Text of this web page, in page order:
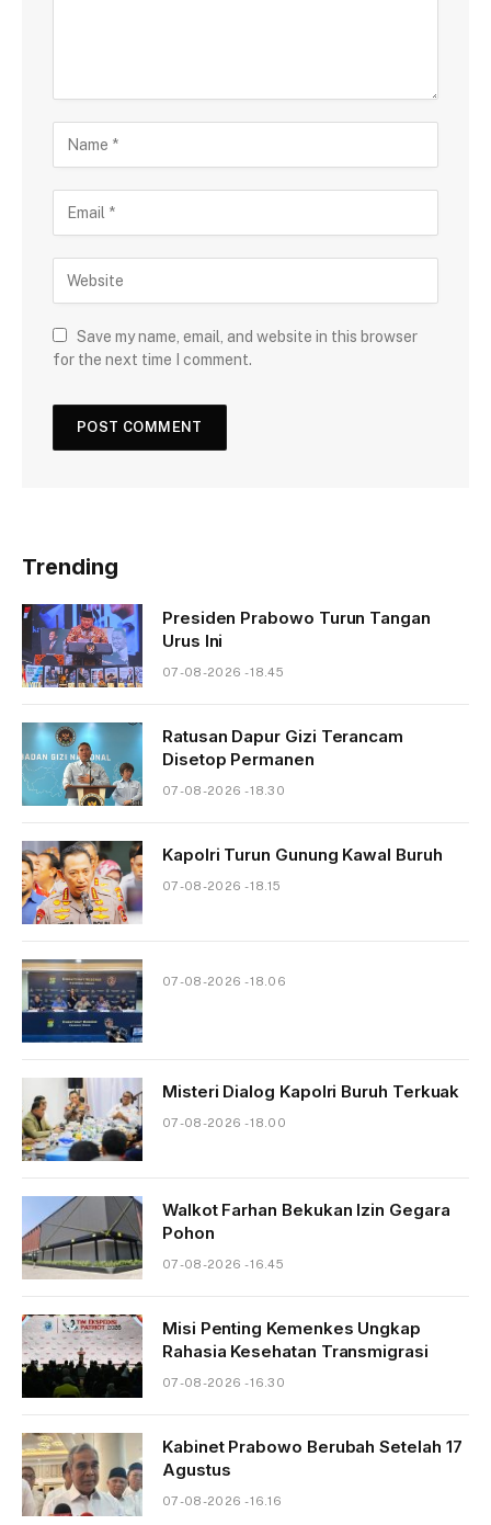
Save my name, email, and website in this browser
for the next time I comment.
Trending
Presiden Prabowo Turun Tangan
Urus Ini
07-08-2026 - 18.45
Ratusan Dapur Gizi Terancam
Disetop Permanen
07-08-2026 - 18.30
Kapolri Turun Gunung Kawal Buruh
07-08-2026 - 18.15
07-08-2026 - 18.06
Misteri Dialog Kapolri Buruh Terkuak
07-08-2026 - 18.00
Walkot Farhan Bekukan Izin Gegara
Pohon
07-08-2026 - 16.45
Misi Penting Kemenkes Ungkap
Rahasia Kesehatan Transmigrasi
07-08-2026 - 16.30
Kabinet Prabowo Berubah Setelah 17
Agustus
07-08-2026 - 16.16